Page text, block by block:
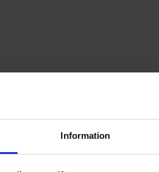
Information